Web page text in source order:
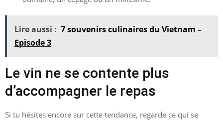
Lire aussi : 7 souvenirs culinaires du Vietnam –
Episode 3
Le vin ne se contente plus
d’accompagner le repas
Si tu hésites encore sur cette tendance, regarde ce qui se